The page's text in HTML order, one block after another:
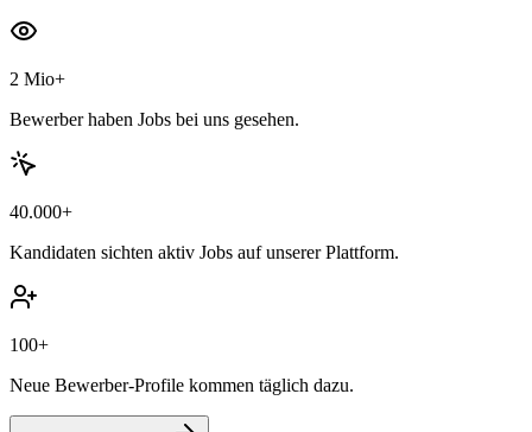
2 Mio+
Bewerber haben Jobs bei uns gesehen.
40.000+
Kandidaten sichten aktiv Jobs auf unserer Plattform.
100+
Neue Bewerber-Profile kommen täglich dazu.